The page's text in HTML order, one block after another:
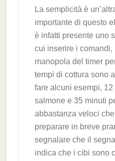
La semplicità è
importante di questo
è infatti presente uno
cui inserire i comandi,
manopola del timer
tempi di cottura sono
fare alcuni esempi, 12
salmone e 35 minuti
abbastanza veloci
preparare in breve
segnalare che il
indica che i cibi sono